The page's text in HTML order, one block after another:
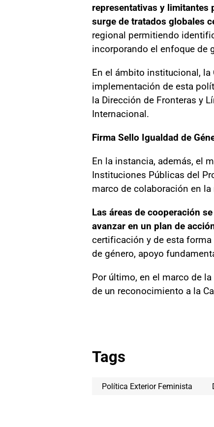
representativas y limitantes
surge de tratados globales
regional permitiendo
incorporando el enfoque de
En el ámbito institucional, la
implementación de esta
la Dirección de Fronteras y
Internacional.
Firma Sello Igualdad de
En la instancia, además, el
Instituciones Públicas del
marco de colaboración en la
Las áreas de cooperación
avanzar en un plan de
certificación y de esta
de género, apoyo
Por último, en el marco de
de un reconocimiento a la
Tags
Política Exterior Feminista